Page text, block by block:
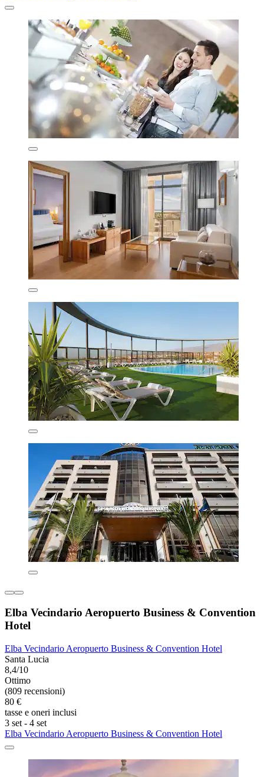
Elba Vecindario Aeropuerto Business & Convention
Hotel
Elba Vecindario Aeropuerto Business & Convention Hotel
Santa Lucia
8,4/10
Ottimo
(809 recensioni)
80 €
tasse e oneri inclusi
3 set - 4 set
Elba Vecindario Aeropuerto Business & Convention Hotel